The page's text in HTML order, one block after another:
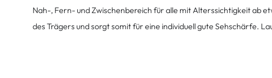
Nah-, Fern- und Zwischenbereich für alle mit Alterssichtigkeit ab
des Trägers und sorgt somit für eine individuell gute Sehschärfe.